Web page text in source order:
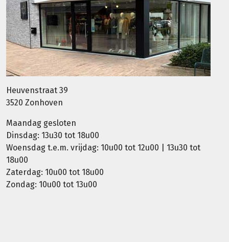
Heuvenstraat 39
3520 Zonhoven
Maandag gesloten
Dinsdag: 13u30 tot 18u00
Woensdag t.e.m. vrijdag: 10u00 tot 12u00 | 13u30 tot
18u00
Zaterdag: 10u00 tot 18u00
Zondag: 10u00 tot 13u00